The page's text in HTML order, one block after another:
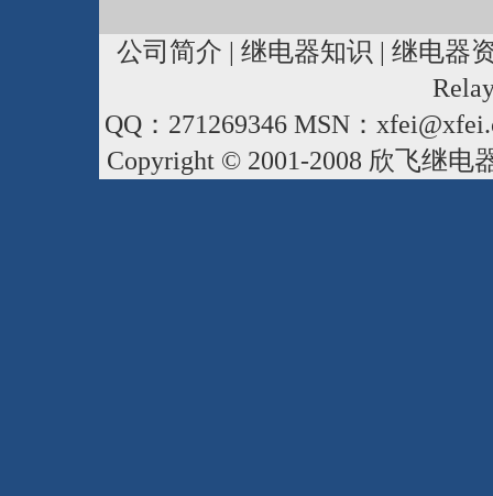
公司简介 | 继电器知识 | 继电器
QQ：271269346 MSN：
Copyright © 2001-2008 欣飞继电